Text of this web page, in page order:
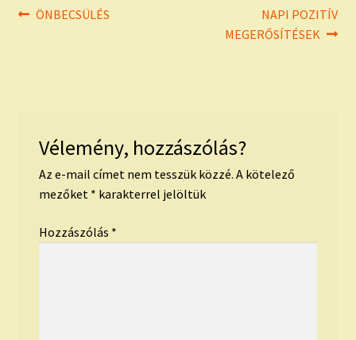
Bejegyzés
Previous
ÖNBECSÜLÉS
Next
post:
NAPI POZITÍV
MEGERŐSÍTÉSEK
Vélemény, hozzászólás?
Az e-mail címet nem tesszük közzé. A kötelező
mezőket * karakterrel jelöltük
Hozzászólás *